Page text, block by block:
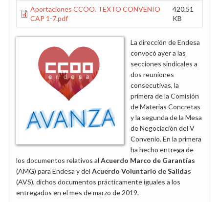
Aportaciones CCOO. TEXTO CONVENIO
CAP 1-7.pdf
420.51
KB
La dirección de Endesa
convocó ayer a las
secciones sindicales a
dos reuniones
consecutivas, la
primera de la Comisión
de Materias Concretas
y la segunda de la Mesa
de Negociación del V
Convenio. En la primera
ha hecho entrega de
los documentos relativos al Acuerdo Marco de Garantías
(AMG) para Endesa y del Acuerdo Voluntario de Salidas
(AVS), dichos documentos prácticamente iguales a los
entregados en el mes de marzo de 2019.